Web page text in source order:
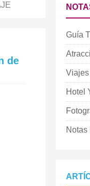
de
Guía
Hotel
Notas